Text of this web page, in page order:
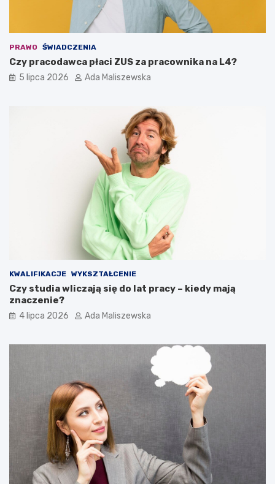
PRAWO ŚWIADCZENIA
Czy pracodawca płaci ZUS za pracownika na L4?
5 lipca 2026 Ada Maliszewska
KWALIFIKACJE WYKSZTAŁCENIE
Czy studia wliczają się do lat pracy – kiedy mają
znaczenie?
4 lipca 2026 Ada Maliszewska